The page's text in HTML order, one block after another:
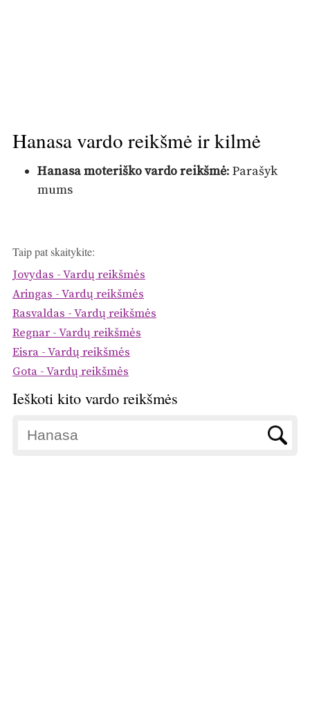
Hanasa vardo reikšmė ir kilmė
Hanasa moteriško vardo reikšmė: Parašyk
mums
Taip pat skaitykite:
Jovydas - Vardų reikšmės
Aringas - Vardų reikšmės
Rasvaldas - Vardų reikšmės
Regnar - Vardų reikšmės
Eisra - Vardų reikšmės
Gota - Vardų reikšmės
Ieškoti kito vardo reikšmės